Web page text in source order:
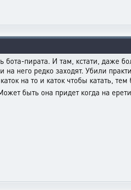
пирата. И там, кстати, даже
на него редко заходят. Убили
на то и каток чтобы катать,
быть она придет когда на